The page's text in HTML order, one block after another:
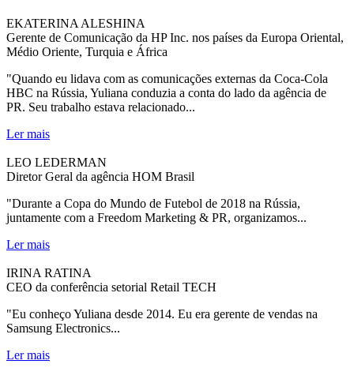
EKATERINA ALESHINA
Gerente de Comunicação da HP Inc. nos países da Europa Oriental,
Médio Oriente, Turquia e África
"Quando eu lidava com as comunicações externas da Coca-Cola
HBC na Rússia, Yuliana conduzia a conta do lado da agência de
PR. Seu trabalho estava relacionado...
Ler mais
LEO LEDERMAN
Diretor Geral da agência HOM Brasil
"Durante a Copa do Mundo de Futebol de 2018 na Rússia,
juntamente com a Freedom Marketing & PR, organizamos...
Ler mais
IRINA RATINA
CEO da conferência setorial Retail TECH
"Eu conheço Yuliana desde 2014. Eu era gerente de vendas na
Samsung Electronics...
Ler mais